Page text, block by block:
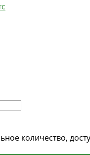
количество,